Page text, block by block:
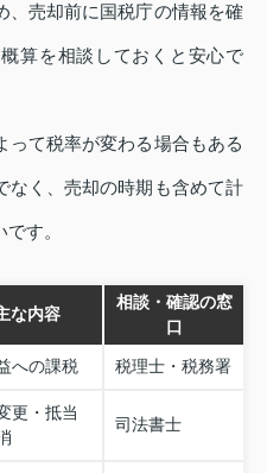
、売却前に国税庁の情報を確
算を相談しておくと安心で
って税率が変わる場合もある
なく、売却の時期も含めて計
す。
な内容
相談・確認の窓
口
への課税 税理士・税務署
更・抵当
司法書士